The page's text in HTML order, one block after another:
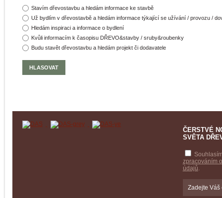
Stavím dřevostavbu a hledám informace ke stavbě
Už bydlím v dřevostavbě a hledám informace týkající se užívání / provozu /
Hledám inspiraci a informace o bydlení
Kvůli informacím k časopisu DŘEVO&stavby / sruby&roubenky
Budu stavět dřevostavbu a hledám projekt či dodavatele
ČERSTVÉ
SVĚTA
zpracováním
údajů